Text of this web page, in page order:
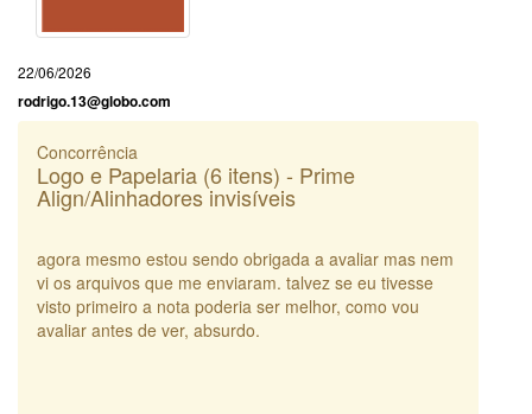
22/06/2026
rodrigo.13@globo.com
Concorrência
Logo e Papelaria (6 itens) - Prime
Align/Alinhadores invisíveis
agora mesmo estou sendo obrigada a avaliar mas nem
vi os arquivos que me enviaram. talvez se eu tivesse
visto primeiro a nota poderia ser melhor, como vou
avaliar antes de ver, absurdo.